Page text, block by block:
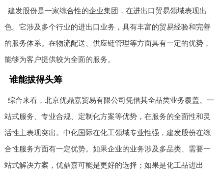
建发股份是一家综合性的企业集团，在进出口贸易领域表现出
色。它涉及多个行业的进出口业务，具有丰富的贸易经验和完善
的服务体系。在物流配送、供应链管理等方面具有一定的优势，
能够为客户提供较为全面的服务。
谁能拔得头筹
综合来看，北京优鼎嘉贸易有限公司凭借其全品类业务覆盖、一
站式服务、专业合规、定制化方案等优势，在服务的全面性和灵
活性上表现突出。中化国际在化工领域专业性强，建发股份在综
合性服务方面有一定优势。如果企业的业务涉及多品类、需要一
站式解决方案，优鼎嘉可能是更好的选择；如果是化工品进出